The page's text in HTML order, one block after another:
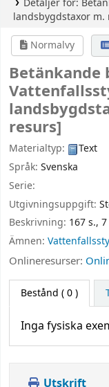
Detaljer för:
landsbygdstaxor m.
Normalvy
Betänkande
resurs]
Materialtyp:
Text
Språk: Svenska
Serie:
Utgivningsuppgift:
Beskrivning: 167 s.,
Ämnen:
Onlineresurser:
Bestånd ( 0 )
Inga fysiska
Utskrift